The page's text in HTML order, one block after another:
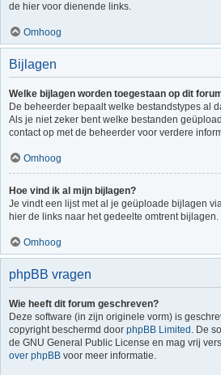
de hier voor dienende links.
Omhoog
Bijlagen
Welke bijlagen worden toegestaan op dit
De beheerder bepaalt welke bestandstypes al
Als je niet zeker bent welke bestanden
contact op met de beheerder voor verdere
Omhoog
Hoe vind ik al mijn bijlagen?
Je vindt een lijst met al je geüploade bijlagen
hier de links naar het gedeelte omtrent bijlagen.
Omhoog
phpBB vragen
Wie heeft dit forum geschreven?
Deze software (in zijn originele vorm) is
copyright beschermd door phpBB Limited . De
de GNU General Public License en mag vrij
over phpBB voor meer informatie.